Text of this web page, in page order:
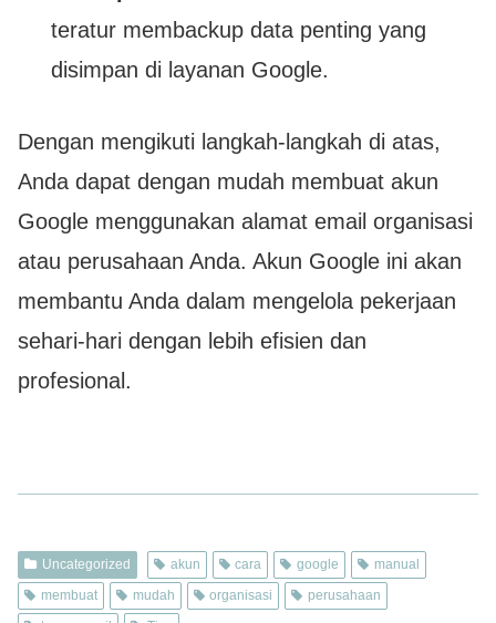
teratur membackup data penting yang
disimpan di layanan Google.
Dengan mengikuti langkah-langkah di atas,
Anda dapat dengan mudah membuat akun
Google menggunakan alamat email organisasi
atau perusahaan Anda. Akun Google ini akan
membantu Anda dalam mengelola pekerjaan
sehari-hari dengan lebih efisien dan
profesional.
Uncategorized akun cara google
manual
membuat
mudah organisasi
perusahaan